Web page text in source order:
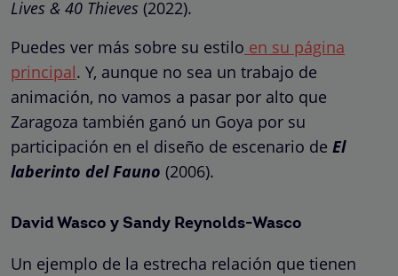
Lives & 40 Thieves (2022).
Puedes ver más sobre su estilo en su página
principal. Y, aunque no sea un trabajo de
animación, no vamos a pasar por alto que
Zaragoza también ganó un Goya por su
participación en el diseño de escenario de El
laberinto del Fauno (2006).
David Wasco y Sandy Reynolds-Wasco
Un ejemplo de la estrecha relación que tienen